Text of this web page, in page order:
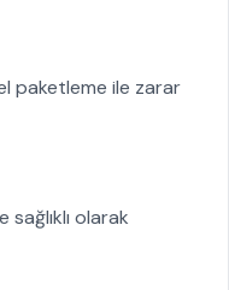
paketleme ile zarar
olarak